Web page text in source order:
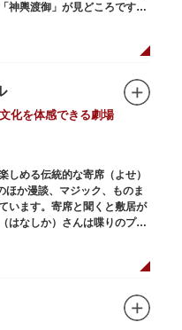
神輿渡御」が見どころです。
き渡り、浅草の町がまつり一
で作られた輪の中（茅の輪）
を見つけた漁師の兄弟ととも
中知（はじのなかとも）の3
進した社殿は本殿・幣殿と拝
文化財に指定されています。
、恵比須像が祀られていま
化を体感できる劇場
しめる伝統的な寄席（よせ）
か漫談、マジック、ものま
います。寄席と聞くと敷居が
はなしか）さんは喋りのプ
が無くても楽しめます。
でお弁当やお菓子を買ってゆ
の著名な落語家やお笑い芸人